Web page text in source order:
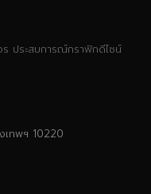
ประสบการณ์กราฟิกดีไซน์
เทพฯ 10220